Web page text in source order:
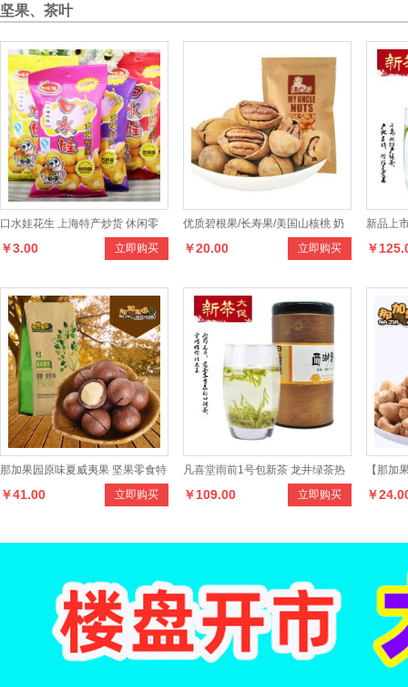
坚果、茶叶
口水娃花生 上海特产炒货 休闲零
食品 立即购买
￥3.00
优质碧根果/长寿果/美国山核桃 奶
油味 大圆185克/袋 立即购买
￥20.00
新品上
100克
￥
那加果园原味夏威夷果 坚果零食特
产 送开口器250克*2包 立即购买
￥41.00
凡喜堂雨前1号包新茶 龙井绿茶热
销 100克罐装茶叶 立即购买
￥109.00
【那加
盐焗腰
￥